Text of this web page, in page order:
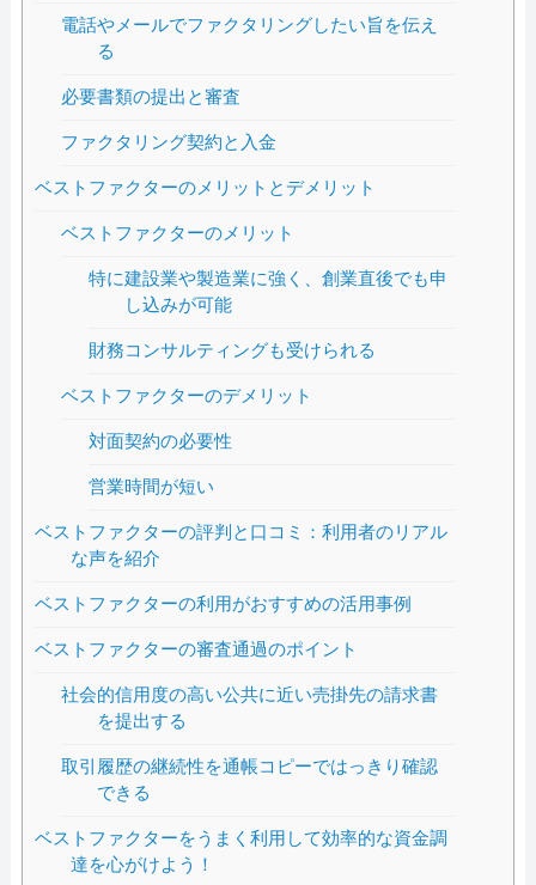
電話やメールでファクタリングしたい旨を伝え
る
必要書類の提出と審査
ファクタリング契約と入金
ベストファクターのメリットとデメリット
ベストファクターのメリット
特に建設業や製造業に強く、創業直後でも申
し込みが可能
財務コンサルティングも受けられる
ベストファクターのデメリット
対面契約の必要性
営業時間が短い
ベストファクターの評判と口コミ：利用者のリアル
な声を紹介
ベストファクターの利用がおすすめの活用事例
ベストファクターの審査通過のポイント
社会的信用度の高い公共に近い売掛先の請求書
を提出する
取引履歴の継続性を通帳コピーではっきり確認
できる
ベストファクターをうまく利用して効率的な資金調
達を心がけよう！